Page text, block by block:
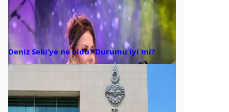
Deniz Seki’ye ne oldu? Durumu iyi mi?